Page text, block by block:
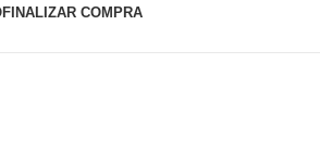
FINALIZAR COMPRA